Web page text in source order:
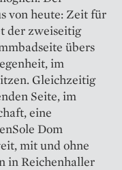
von heute: Zeit für
der zweiseitig
übers
im
Gleichzeitig
Seite, im
eine
Dom
mit und ohne
in Reichenhaller